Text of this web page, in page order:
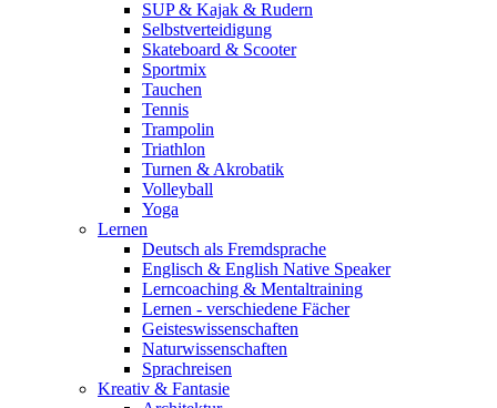
SUP & Kajak & Rudern
Selbstverteidigung
Skateboard & Scooter
Sportmix
Tauchen
Tennis
Trampolin
Triathlon
Turnen & Akrobatik
Volleyball
Yoga
Lernen
Deutsch als Fremdsprache
Englisch & English Native Speaker
Lerncoaching & Mentaltraining
Lernen - verschiedene Fächer
Geisteswissenschaften
Naturwissenschaften
Sprachreisen
Kreativ & Fantasie